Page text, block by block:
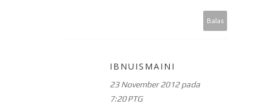
Balas
IBNUISMAINI
23 November 2012 pada
7:20 PTG